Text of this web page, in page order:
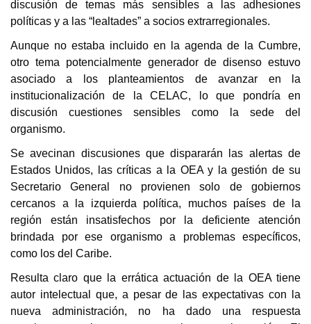
discusión de temas más sensibles a las adhesiones
políticas y a las “lealtades” a socios extrarregionales.
Aunque no estaba incluido en la agenda de la Cumbre,
otro tema potencialmente generador de disenso estuvo
asociado a los planteamientos de avanzar en la
institucionalización de la CELAC, lo que pondría en
discusión cuestiones sensibles como la sede del
organismo.
Se avecinan discusiones que dispararán las alertas de
Estados Unidos, las críticas a la OEA y la gestión de su
Secretario General no provienen solo de gobiernos
cercanos a la izquierda política, muchos países de la
región están insatisfechos por la deficiente atención
brindada por ese organismo a problemas específicos,
como los del Caribe.
Resulta claro que la errática actuación de la OEA tiene
autor intelectual que, a pesar de las expectativas con la
nueva administración, no ha dado una respuesta